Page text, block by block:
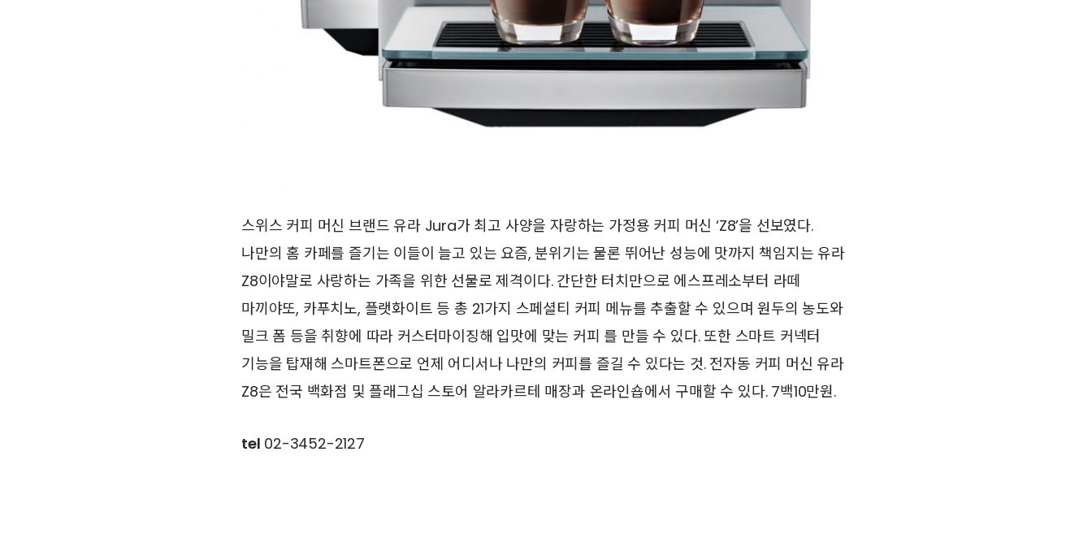
스위스 커피 머신 브랜드 유라 Jura가 최고 사양을 자랑하는 가정용 커피 머신 ‘Z8’을 선보였다.
나만의 홈 카페를 즐기는 이들이 늘고 있는 요즘, 분위기는 물론 뛰어난 성능에 맛까지 책임지는 유라
Z8이야말로 사랑하는 가족을 위한 선물로 제격이다. 간단한 터치만으로 에스프레소부터 라떼
마끼야또, 카푸치노, 플랫화이트 등 총 21가지 스페셜티 커피 메뉴를 추출할 수 있으며 원두의 농도와
밀크 폼 등을 취향에 따라 커스터마이징해 입맛에 맞는 커피 를 만들 수 있다. 또한 스마트 커넥터
기능을 탑재해 스마트폰으로 언제 어디서나 나만의 커피를 즐길 수 있다는 것. 전자동 커피 머신 유라
Z8은 전국 백화점 및 플래그십 스토어 알라카르테 매장과 온라인숍에서 구매할 수 있다. 7백10만원.
tel 02-3452-2127